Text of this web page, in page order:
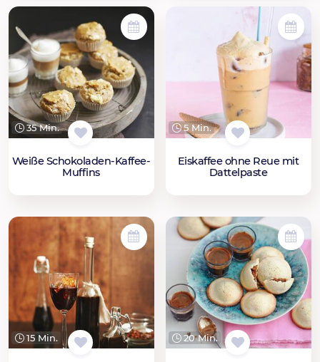
35 Min.
Weiße Schokoladen-Kaffee-
Muffins
5 Min.
Eiskaffee ohne Reue mit
Dattelpaste
15 Min. 20 Min.